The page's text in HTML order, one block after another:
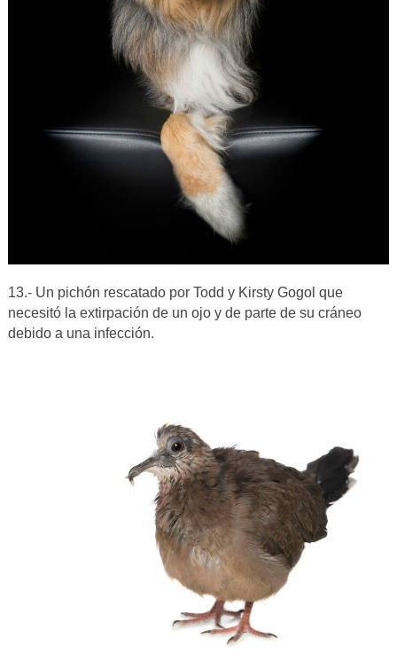
13.- Un pichón rescatado por Todd y Kirsty Gogol que
necesitó la extirpación de un ojo y de parte de su cráneo
debido a una infección.